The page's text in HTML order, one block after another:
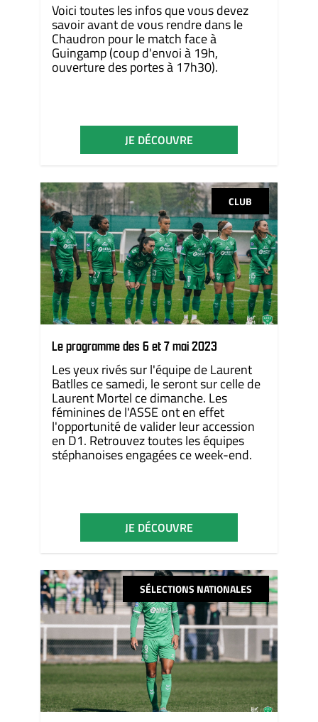
Voici toutes les infos que vous devez
savoir avant de vous rendre dans le
Chaudron pour le match face à
Guingamp (coup d'envoi à 19h,
ouverture des portes à 17h30).
JE DÉCOUVRE
CLUB
Le programme des 6 et 7 mai 2023
Les yeux rivés sur l'équipe de Laurent
Batlles ce samedi, le seront sur celle de
Laurent Mortel ce dimanche. Les
féminines de l'ASSE ont en effet
l'opportunité de valider leur accession
en D1. Retrouvez toutes les équipes
stéphanoises engagées ce week-end.
JE DÉCOUVRE
SÉLECTIONS NATIONALES